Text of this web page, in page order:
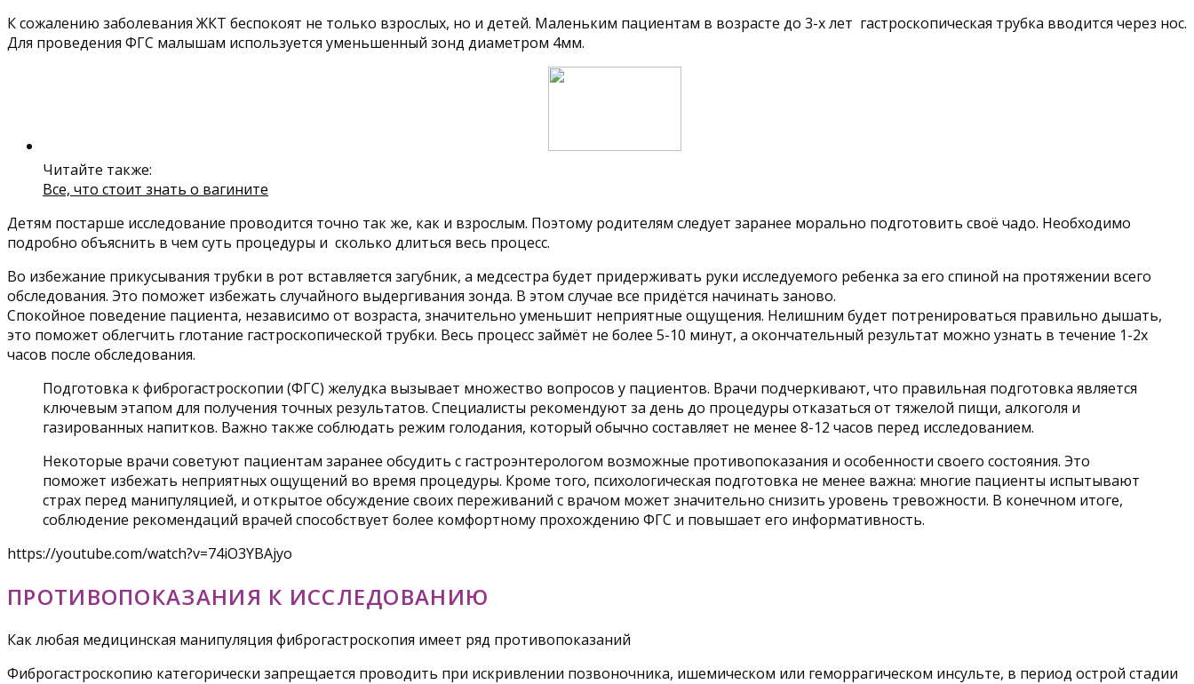
К сожалению заболевания ЖКТ беспокоят не только взрослых, но и детей. Маленьким пациентам в возрасте до 3-х лет гастроскопическая трубка вводится через нос.
Для проведения ФГС малышам используется уменьшенный зонд диаметром 4мм.
Читайте также:
Все, что стоит знать о вагините
Детям постарше исследование проводится точно так же, как и взрослым. Поэтому родителям следует заранее морально подготовить своё чадо. Необходимо
подробно объяснить в чем суть процедуры и сколько длиться весь процесс.
Во избежание прикусывания трубки в рот вставляется загубник, а медсестра будет придерживать руки исследуемого ребенка за его спиной на протяжении всего
обследования. Это поможет избежать случайного выдергивания зонда. В этом случае все придётся начинать заново.
Спокойное поведение пациента, независимо от возраста, значительно уменьшит неприятные ощущения. Нелишним будет потренироваться правильно дышать,
это поможет облегчить глотание гастроскопической трубки. Весь процесс займёт не более 5-10 минут, а окончательный результат можно узнать в течение 1-2х
часов после обследования.
Подготовка к фиброгастроскопии (ФГС) желудка вызывает множество вопросов у пациентов. Врачи подчеркивают, что правильная подготовка является
ключевым этапом для получения точных результатов. Специалисты рекомендуют за день до процедуры отказаться от тяжелой пищи, алкоголя и
газированных напитков. Важно также соблюдать режим голодания, который обычно составляет не менее 8-12 часов перед исследованием.
Некоторые врачи советуют пациентам заранее обсудить с гастроэнтерологом возможные противопоказания и особенности своего состояния. Это
поможет избежать неприятных ощущений во время процедуры. Кроме того, психологическая подготовка не менее важна: многие пациенты испытывают
страх перед манипуляцией, и открытое обсуждение своих переживаний с врачом может значительно снизить уровень тревожности. В конечном итоге,
соблюдение рекомендаций врачей способствует более комфортному прохождению ФГС и повышает его информативность.
https://youtube.com/watch?v=74iO3YBAjyo
ПРОТИВОПОКАЗАНИЯ К ИССЛЕДОВАНИЮ
Как любая медицинская манипуляция фиброгастроскопия имеет ряд противопоказаний
Фиброгастроскопию категорически запрещается проводить при искривлении позвоночника, ишемическом или геморрагическом инсульте, в период острой стадии